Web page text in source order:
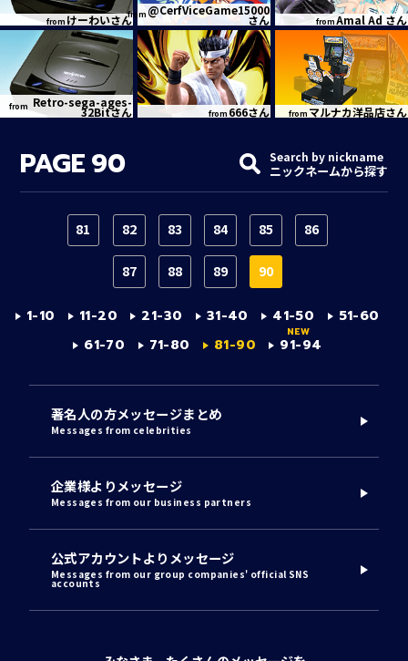
from けーわいさんfrom @CerfViceGame15000
さん fromAmal Ad さん
from Retro-sega-ages-
32Bitさん from 666さん from マルナカ洋品店さん
PAGE90 Search by nickname
ニックネームから探す
81 82 83 84 85 86
87 88 89 90
1-10 11-20 21-30 31-40 41-50
51-60
61-70
71-80 81-90 91-94
著名人の方メッセージまとめ
Messages from celebrities
企業様よりメッセージ
Messages from our business partners
公式アカウントよりメッセージ
Messages from our group companies' official SNS
accounts